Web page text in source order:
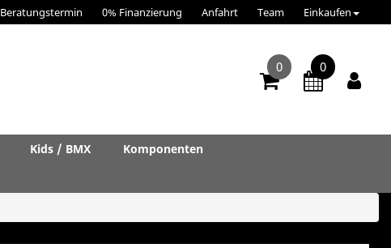
Beratungstermin 0% Finanzierung Anfahrt Team Einkaufen
0 0
Kids / BMX
Komponenten